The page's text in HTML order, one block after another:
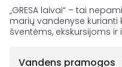
„GRESA laivai“ – tai
marių vandenyse kurianti
šventėms, ekskursijoms
Vandens pramogos